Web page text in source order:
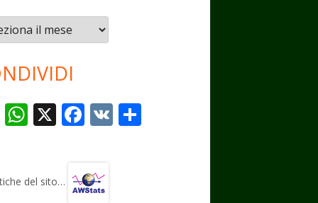
T
gr
W
s
X F
b
V
del sito…